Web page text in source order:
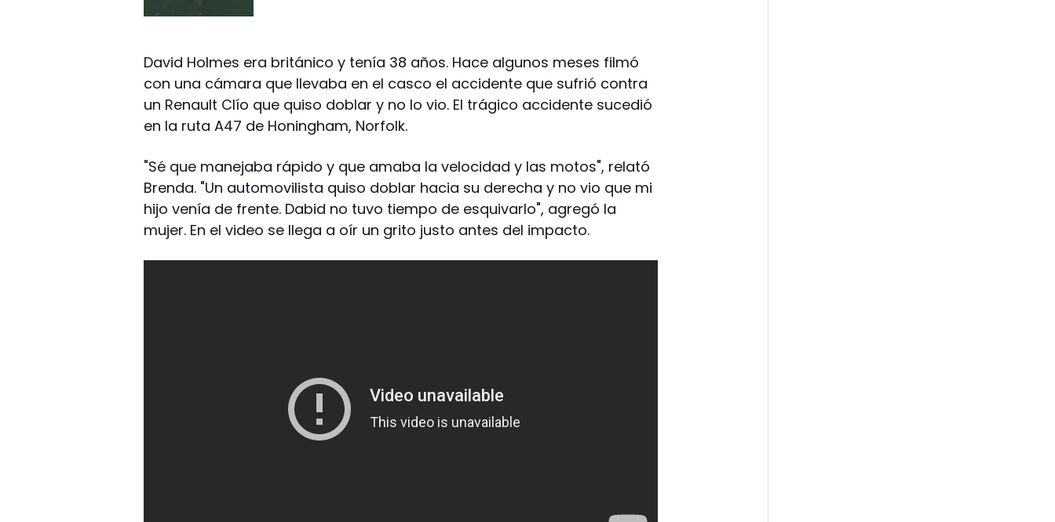
David Holmes era británico y tenía 38 años. Hace algunos meses filmó
con una cámara que llevaba en el casco el accidente que sufrió contra
un Renault Clío que quiso doblar y no lo vio. El trágico accidente sucedió
en la ruta A47 de Honingham, Norfolk.
"Sé que manejaba rápido y que amaba la velocidad y las motos", relató
Brenda. "Un automovilista quiso doblar hacia su derecha y no vio que mi
hijo venía de frente. Dabid no tuvo tiempo de esquivarlo", agregó la
mujer. En el video se llega a oír un grito justo antes del impacto.